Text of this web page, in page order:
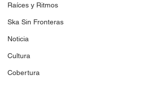
Raíces y Ritmos
Ska Sin Fronteras
Noticia
Cultura
Cobertura